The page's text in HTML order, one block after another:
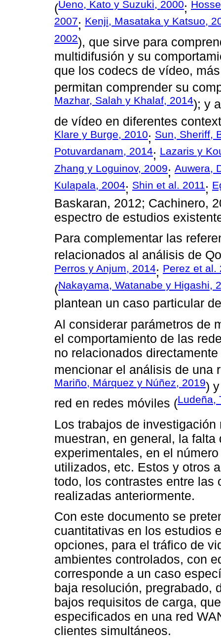
(Ueno, Kato y Suzuki, 2000;
2007; Kenji, Masataka y Katsuo,
2002), que sirve para
multidifusión y su
que los codecs de vídeo,
permitan comprender su
Mazhar, Salah y Khalaf, 2014); y
de vídeo en diferentes
Klare y Burge, 2010; Sun, Sheriff,
Potuvardanam, 2014; Lazaris y
Zhang y Loguinov, 2009; Auwera,
Kulapala, 2004; Shin et al. 2011;
Baskaran, 2012; Cachinero,
espectro de estudios
Para complementar las
relacionados al análisis de
Perros y Anjum, 2014; Perez et al.
(Nakayama, Watanabe y Higashi,
plantean un caso particular
Al considerar parámetros de
el comportamiento de las
no relacionados
mencionar el análisis de una
Mariño, Márquez y Núñez, 2019)
red en redes móviles (Ludeña,
Los trabajos de
muestran, en general, la
experimentales, en el
utilizados, etc. Estos y otros
todo, los contrastes entre las
realizadas anteriormente.
Con este documento se
cuantitativas en los estudios
opciones, para el tráfico de
ambientes controlados, con
corresponde a un caso
baja resolución, pregrabado,
bajos requisitos de carga,
especificados en una red
clientes simultáneos.